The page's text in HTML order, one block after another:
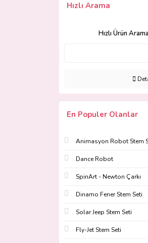
Hızlı Arama
Hızlı Ürün Arama
En Populer Olanlar
Animasyon Robot Stem
Dance Robot
SpinArt - Newton Çarkı
Dinamo Fener Stem Seti
Solar Jeep Stem Seti
Fly-Jet Stem Seti